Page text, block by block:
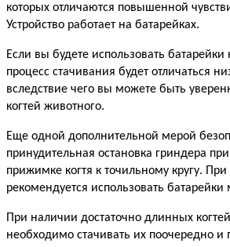
которых отличаются повышенной
Устройство работает на батарейках.
Если вы будете использовать
процесс стачивания будет отличаться
вследствие чего вы можете быть
когтей животного.
Еще одной дополнительной мерой
принудительная остановка гриндера
прижимке когтя к точильному кругу.
рекомендуется использовать
При наличии достаточно длинных
необходимо стачивать их поочередно и